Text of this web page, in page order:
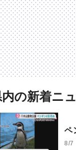
内の新着ニ
ペ
8/7